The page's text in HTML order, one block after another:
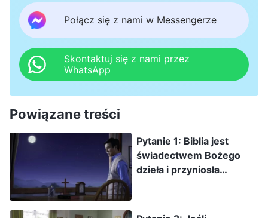
Połącz się z nami w Messengerze
Skontaktuj się z nami przez
WhatsApp
Powiązane treści
Pytanie 1: Biblia jest
świadectwem Bożego
dzieła i przyniosła
zaczęliśmy traktować